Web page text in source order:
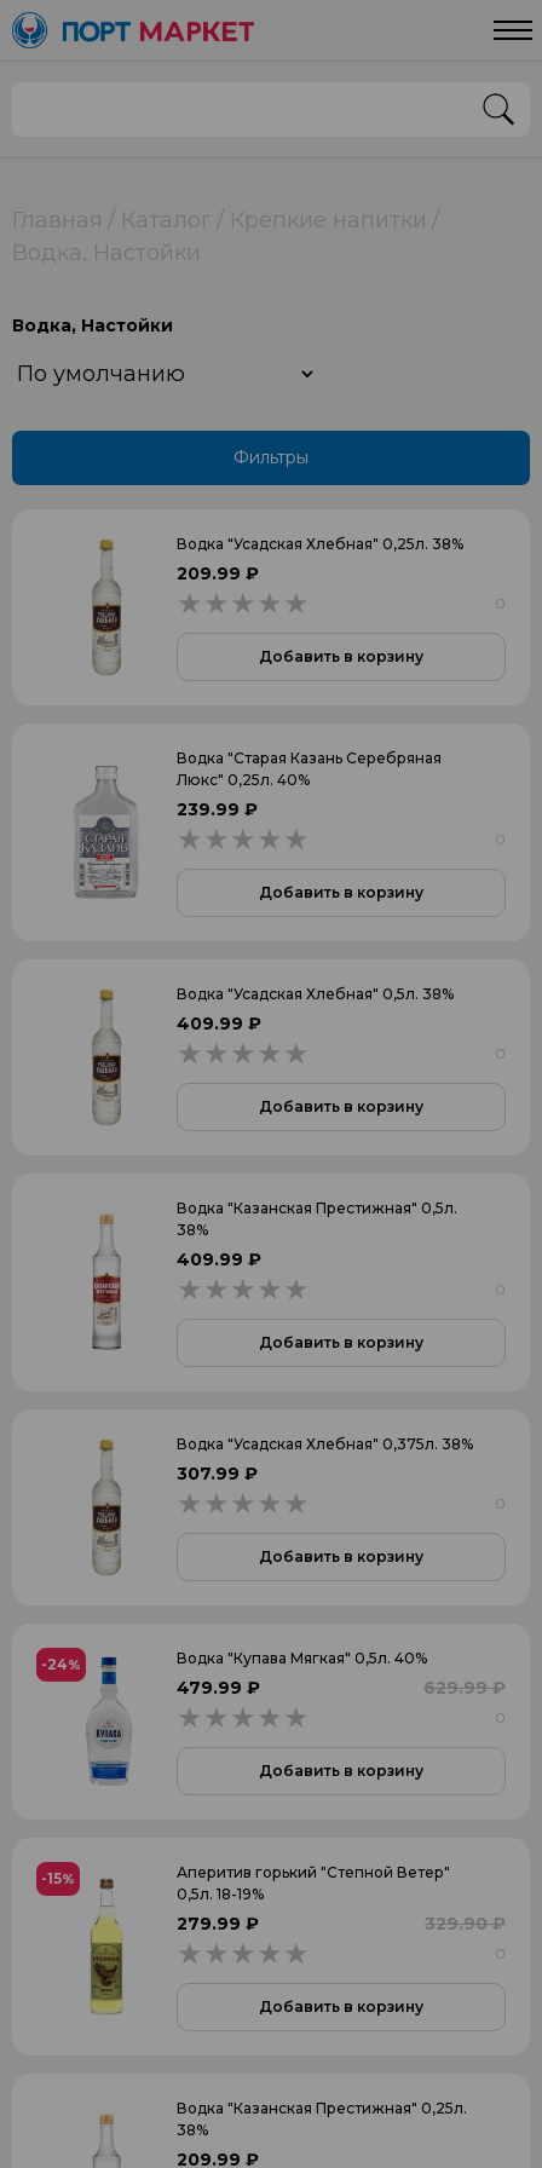
Главная Каталог
Крепкие напитки
Водка, Настойки
Водка, Настойки
Фильтры
5
Подарочная
Подарочная с бокалом
Туба
РОССИЯ
ШВЕЦИЯ
ФРАНЦИЯ
ГЕРМАНИЯ
ФИНЛЯНДИЯ
БЕЛАРУСЬ
Применить
Водка "Усадская Хлебная" 0,25л. 38%
209.99 ₽
0
Добавить в корзину
Водка "Старая Казань Серебряная
Люкс" 0,25л. 40%
239.99 ₽
0
Добавить в корзину
Водка "Усадская Хлебная" 0,5л. 38%
409.99 ₽
0
Добавить в корзину
Водка "Казанская Престижная" 0,5л.
38%
409.99 ₽
0
Добавить в корзину
Водка "Усадская Хлебная" 0,375л. 38%
307.99 ₽
0
Добавить в корзину
-24% Водка "Купава Мягкая" 0,5л. 40%
479.99 ₽ 629.99 ₽
0
Добавить в корзину
-15%
Аперитив горький "Степной Ветер"
0,5л. 18-19%
279.99 ₽ 329.90 ₽
0
Добавить в корзину
Водка "Казанская Престижная" 0,25л.
38%
209.99 ₽